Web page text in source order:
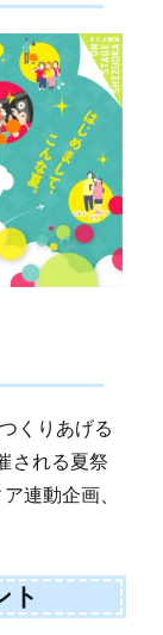
くりあげる
される夏祭
連動企画、
ト